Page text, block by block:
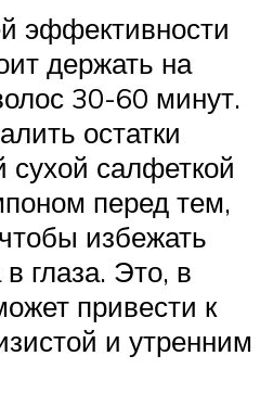
эффективности
держать на
30-60 минут.
остатки
сухой салфеткой
перед тем,
избежать
глаза. Это, в
привести к
и утренним